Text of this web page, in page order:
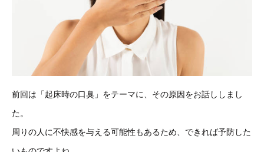
前回は「起床時の口臭」をテーマに、その原因をお話ししまし
た。
周りの人に不快感を与える可能性もあるため、できれば予防した